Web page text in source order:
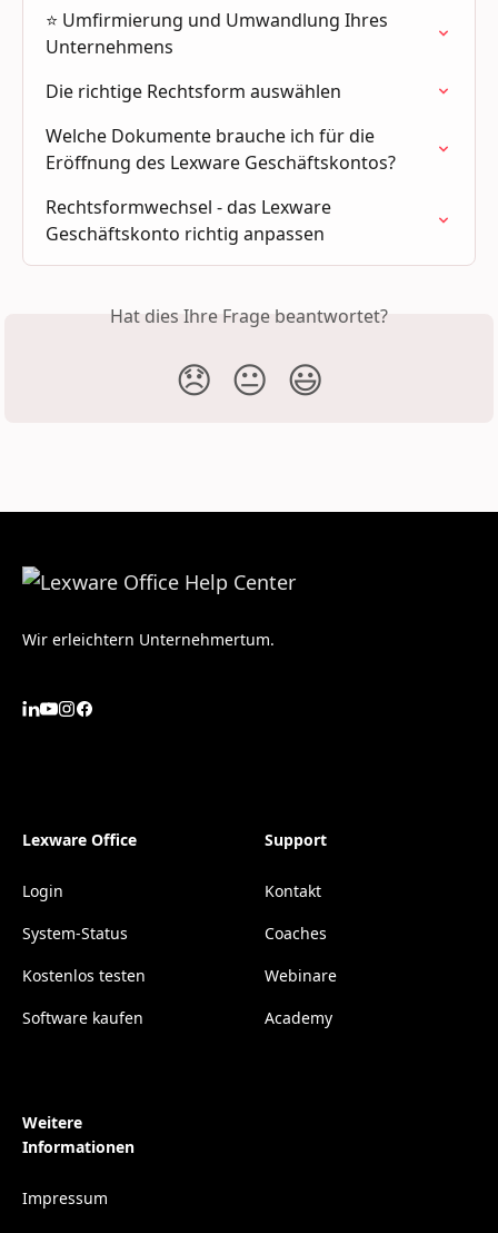
⭐ Umfirmierung und Umwandlung Ihres
Unternehmens
Die richtige Rechtsform auswählen
Welche Dokumente brauche ich für die
Eröffnung des Lexware Geschäftskontos?
Rechtsformwechsel - das Lexware
Geschäftskonto richtig anpassen
Hat dies Ihre Frage beantwortet?
😞 😐 😃
Wir erleichtern Unternehmertum.
Lexware Office
Login
System-Status
Kostenlos testen
Software kaufen
Support
Kontakt
Coaches
Webinare
Academy
Weitere
Informationen
Impressum